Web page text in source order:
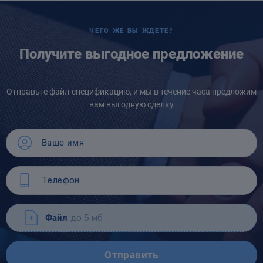
ЧЕГО ЖЕ ВЫ ЖДЕТЕ?
Получите выгодное предложение
Отправьте файл-спецификацию, и мы в течение часа предложим
вам выгодную сделку
Файл до 5 мб
Отправить